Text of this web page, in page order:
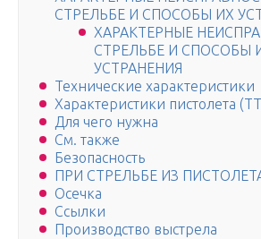
СТРЕЛЬБЕ И СПОСОБЫ ИХ
ХАРАКТЕРНЫЕ
СТРЕЛЬБЕ И СПОСОБЫ
УСТРАНЕНИЯ
Технические характеристики
Характеристики пистолета
Для чего нужна
См. также
Безопасность
ПРИ СТРЕЛЬБЕ ИЗ
Осечка
Ссылки
Производство выстрела